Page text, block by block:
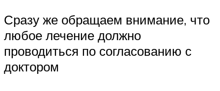
Сразу же обращаем внимание, что
любое лечение должно
проводиться по согласованию с
доктором